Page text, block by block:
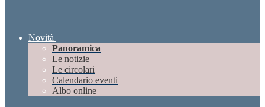
Novità
Panoramica
Le notizie
Le circolari
Calendario eventi
Albo online